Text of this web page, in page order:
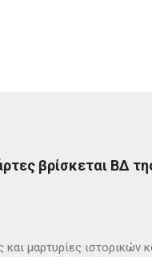
βρίσκεται ΒΔ
μαρτυρίες ιστορικών